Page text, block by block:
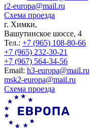
r2-europa@mail.ru
Схема проезда
г. Химки,
Вашутинское шоссе, 4
Тел.: +7 (965) 108-80-66
+7 (965) 232-30-21
+7 (967) 564-34-56
Еmail: h3-europa@mail.ru
msk2-europa@mail.ru
Схема проезда